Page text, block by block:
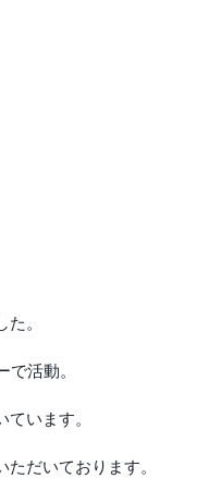
。
活動。
います。
だいております。